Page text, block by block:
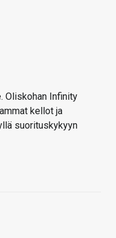
Oliskohan Infinity
kellot ja
suorituskykyyn